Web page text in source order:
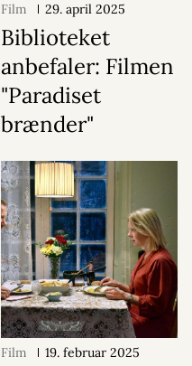
Film 29. april 2025
Biblioteket
anbefaler: Filmen
"Paradiset
brænder"
Film 19. februar 2025